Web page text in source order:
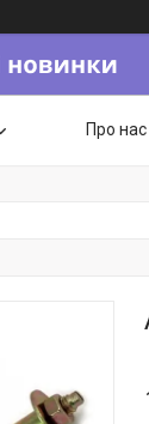
Про нас